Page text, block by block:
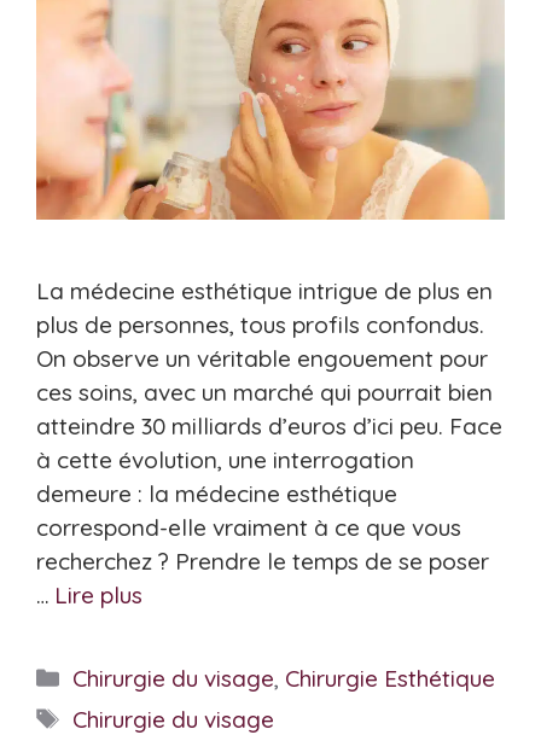
La médecine esthétique intrigue de plus en
plus de personnes, tous profils confondus.
On observe un véritable engouement pour
ces soins, avec un marché qui pourrait bien
atteindre 30 milliards d’euros d’ici peu. Face
à cette évolution, une interrogation
demeure : la médecine esthétique
correspond-elle vraiment à ce que vous
recherchez ? Prendre le temps de se poser
… Lire plus
Catégories
Chirurgie du visage, Chirurgie Esthétique
Étiquettes
Chirurgie du visage